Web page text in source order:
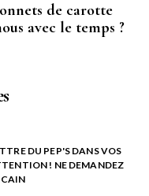
de carotte
avec le temps ?
DU PEP'S DANS VOS
! NE DEMANDEZ